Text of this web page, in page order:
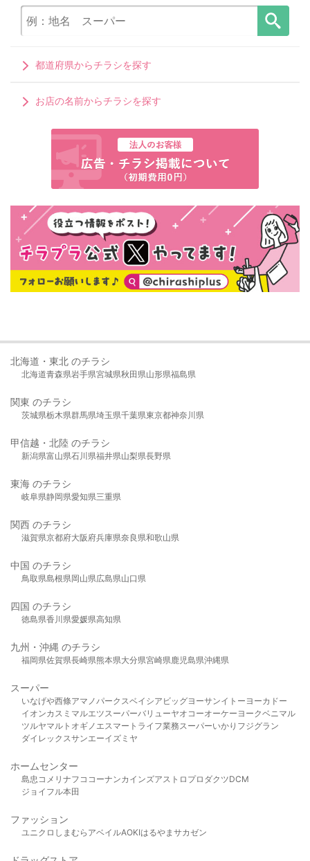
都道府県からチラシを探す
お店の名前からチラシを探す
北海道・東北 のチラシ
北海道青森県岩手県宮城県秋田県山形県福島県
関東 のチラシ
茨城県栃木県群馬県埼玉県千葉県東京都神奈川県
甲信越・北陸 のチラシ
新潟県富山県石川県福井県山梨県長野県
東海 のチラシ
岐阜県静岡県愛知県三重県
関西 のチラシ
滋賀県京都府大阪府兵庫県奈良県和歌山県
中国 のチラシ
鳥取県島根県岡山県広島県山口県
四国 のチラシ
徳島県香川県愛媛県高知県
九州・沖縄 のチラシ
福岡県佐賀県長崎県熊本県大分県宮崎県鹿児島県沖縄県
スーパー
いなげや西條アマノパークスベイシア ビッグヨーサンイトーヨーカドー
イオンカスミ マルエツスーパーバリューヤオコーオーケー ヨークベニマル
ツルヤマルト オギノ エスマート ライフ業務スーパーいかり フジグラン
ダイレックスサンエーイズミヤ
ホームセンター
島忠 コメリ ナフコ コーナンカインズアストロプロダクツDCM
ジョイフル本田
ファッション
ユニクロ しまむら アベイルAOKIはるやま サカゼン